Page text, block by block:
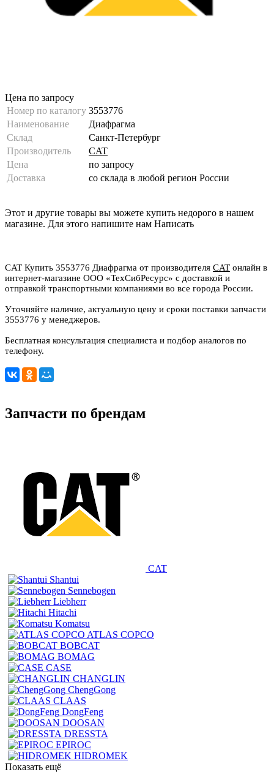
Цена по запросу
Номер по каталогу 3553776
Наименование
Диафрагма
Склад
Санкт-Петербург
Производитель
CAT
Цена
по запросу
Доставка
со склада в любой регион России
Этот и другие товары вы можете купить недорого в нашем
магазине. Для этого напишите нам Написать
CAT Купить 3553776 Диафрагма от производителя CAT онлайн в
интернет-магазине ООО «ТехСибРесурс» с доставкой и
отправкой транспортными компаниями во все города России.
Уточняйте наличие, актуальную цену и сроки поставки запчасти
3553776 у менеджеров.
Бесплатная консультация специалиста и подбор аналогов по
телефону.
Запчасти по брендам
CAT
Shantui
Sennebogen
Liebherr
Hitachi
Komatsu
ATLAS COPCO
BOBCAT
BOMAG
CASE
CHANGLIN
ChengGong
CLAAS
DongFeng
DOOSAN
DRESSTA
EPIROC
HIDROMEK
Показать ещё